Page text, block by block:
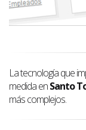
La tecnología que
medida enSanto
más complejos.